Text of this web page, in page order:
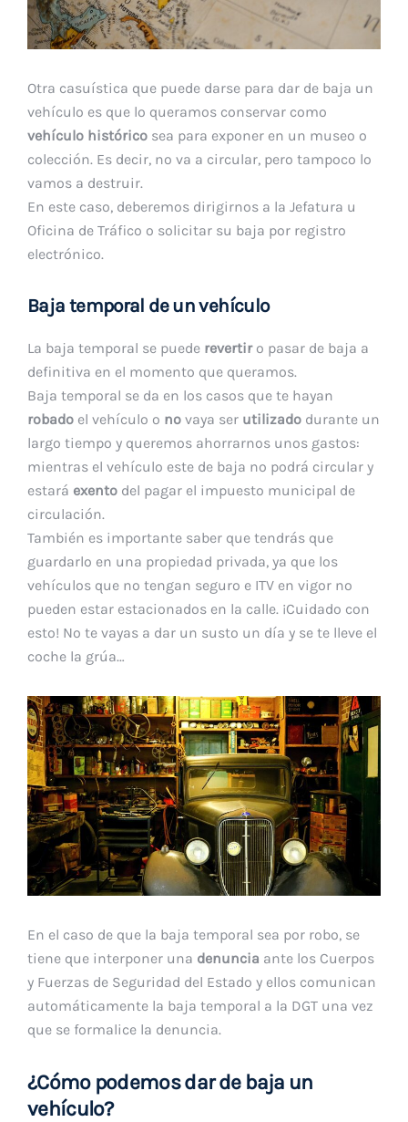
Otra casuística que puede darse para dar de baja un
vehículo es que lo queramos conservar como
vehículo histórico sea para exponer en un museo o
colección. Es decir, no va a circular, pero tampoco lo
vamos a destruir.
En este caso, deberemos dirigirnos a la Jefatura u
Oficina de Tráfico o solicitar su baja por registro
electrónico.
Baja temporal de un vehículo
La baja temporal se puede revertiro pasar de baja a
definitiva en el momento que queramos.
Baja temporal se da en los casos que te hayan
robado el vehículo o no vaya ser utilizado durante un
largo tiempo y queremos ahorrarnos unos gastos:
mientras el vehículo este de baja no podrá circular y
estará exento del pagar el impuesto municipal de
circulación.
También es importante saber que tendrás que
guardarlo en una propiedad privada, ya que los
vehículos que no tengan seguro e ITV en vigor no
pueden estar estacionados en la calle. ¡Cuidado con
esto! No te vayas a dar un susto un día y se te lleve el
coche la grúa…
En el caso de que la baja temporal sea por robo, se
tiene que interponer una denuncia ante los Cuerpos
y Fuerzas de Seguridad del Estado y ellos comunican
automáticamente la baja temporal a la DGT una vez
que se formalice la denuncia.
¿Cómo podemos dar de baja un
vehículo?